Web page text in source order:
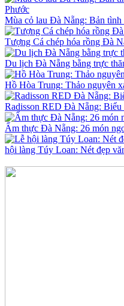
Mùa cỏ lau Đà Nẵng: Bản tình
Tượng Cá chép hóa rồng Đà
Du lịch Đà Nẵng bằng trực
Hồ Hòa Trung: Thảo nguyên
Radisson RED Đà Nẵng:
Ẩm thực Đà Nẵng: 26 món
hội làng Túy Loan: Nét đẹp